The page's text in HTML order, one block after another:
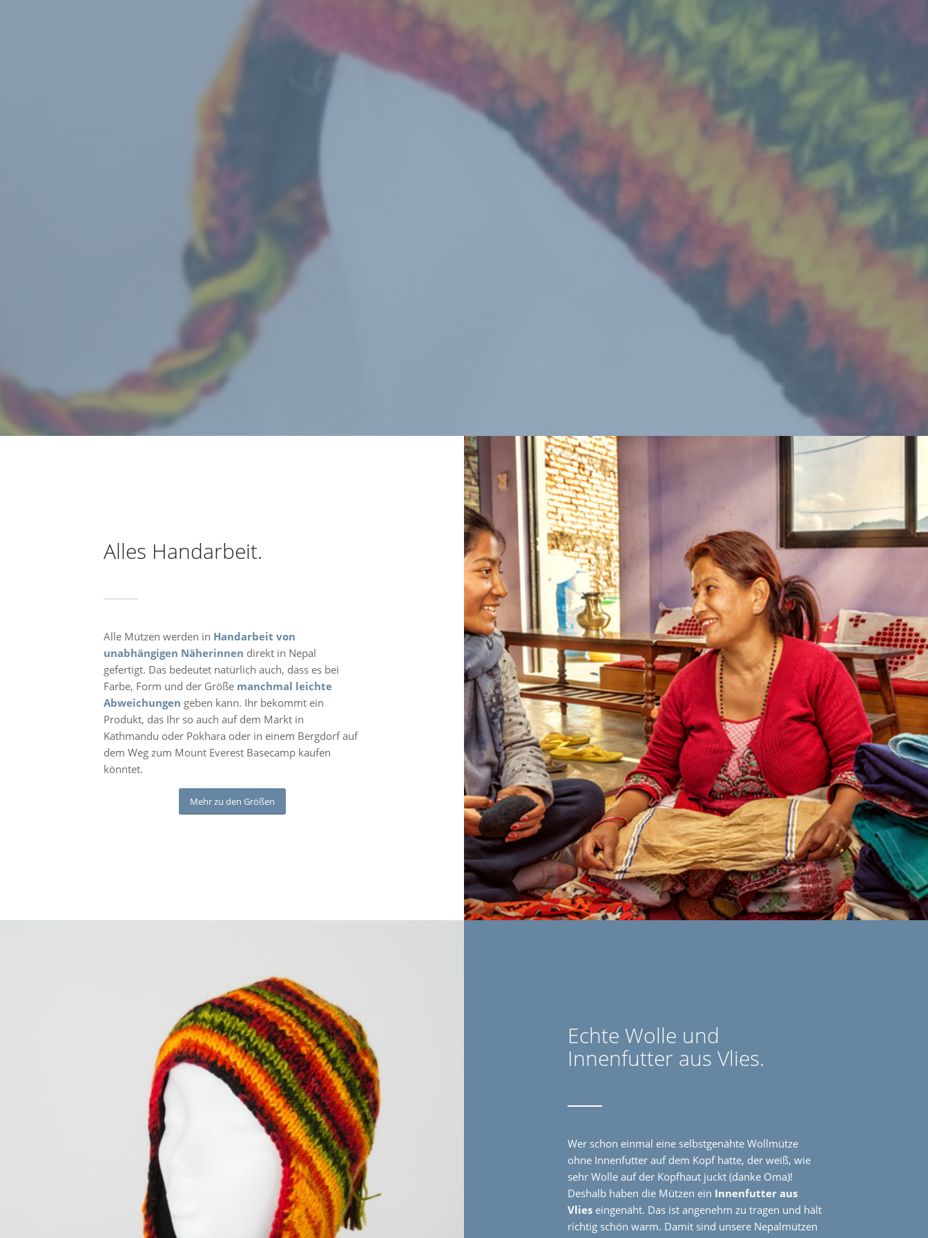
Alles Handarbeit.
Alle Mützen werden in Handarbeit von
unabhängigen Näherinnen direkt in Nepal
gefertigt. Das bedeutet natürlich auch, dass es bei
Farbe, Form und der Größe manchmal leichte
Abweichungen geben kann. Ihr bekommt ein
Produkt, das Ihr so auch auf dem Markt in
Kathmandu oder Pokhara oder in einem Bergdorf auf
dem Weg zum Mount Everest Basecamp kaufen
könntet.
Mehr zu den Größen
Echte Wolle und
Innenfutter aus Vlies.
Wer schon einmal eine selbstgenähte Wollmütze
ohne Innenfutter auf dem Kopf hatte, der weiß, wie
sehr Wolle auf der Kopfhaut juckt (danke Oma)!
Deshalb haben die Mützen ein Innenfutter aus
Vlies eingenäht. Das ist angenehm zu tragen und hält
richtig schön warm. Damit sind unsere Nepalmützen